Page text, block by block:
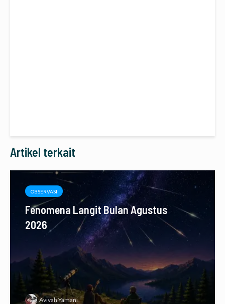
Artikel terkait
OBSERVASI
Fenomena Langit Bulan Agustus
2026
Avivah Yamani